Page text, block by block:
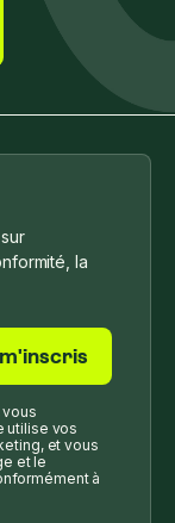
la
utilise vos
et vous
et le
à